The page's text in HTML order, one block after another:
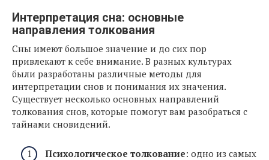
Интерпретация сна: основные
направления толкования
Сны имеют большое значение и до сих пор
привлекают к себе внимание. В разных культурах
были разработаны различные методы для
интерпретации снов и понимания их значения.
Существует несколько основных направлений
толкования снов, которые помогут вам разобраться с
тайнами сновидений.
Психологическое толкование: одно из самых